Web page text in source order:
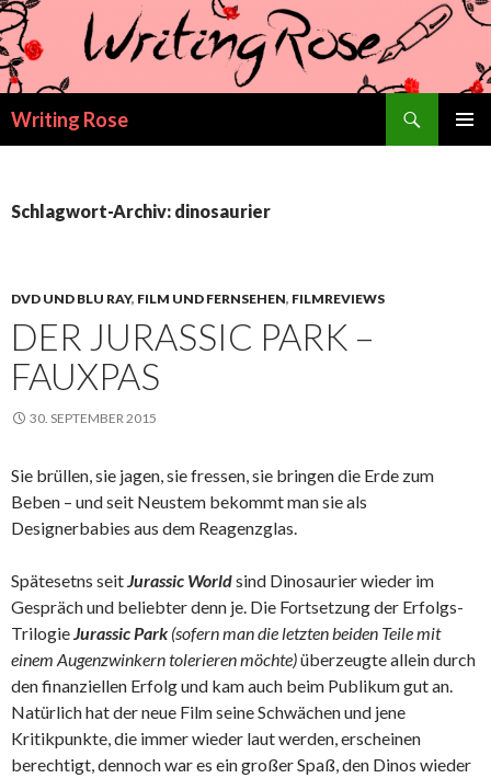
Writing Rose
Schlagwort-Archiv: dinosaurier
DVD UND BLU RAY, FILM UND FERNSEHEN, FILMREVIEWS
DER JURASSIC PARK –
FAUXPAS
30. SEPTEMBER 2015
Sie brüllen, sie jagen, sie fressen, sie bringen die Erde zum
Beben – und seit Neustem bekommt man sie als
Designerbabies aus dem Reagenzglas.
Spätesetns seitJurassic Worldsind Dinosaurier wieder im
Gespräch und beliebter denn je. Die Fortsetzung der Erfolgs-
TrilogieJurassic Park (sofern man die letzten beiden Teile mit
einem Augenzwinkern tolerieren möchte)überzeugte allein durch
den finanziellen Erfolg und kam auch beim Publikum gut an.
Natürlich hat der neue Film seine Schwächen und jene
Kritikpunkte, die immer wieder laut werden, erscheinen
berechtigt, dennoch war es ein großer Spaß, den Dinos wieder